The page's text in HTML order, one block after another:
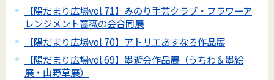
【陽だまり広場vol.71】みのり手芸クラブ・フラワーア
レンジメント薔薇の会合同展
【陽だまり広場vol.70】アトリエあすなろ作品展
【陽だまり広場vol.69】墨遊会作品展（うちわ＆墨絵
展・山野草展）